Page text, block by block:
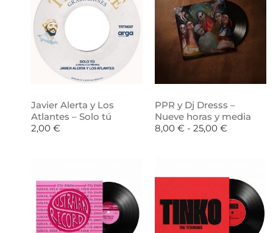
Javier Alerta y Los
Atlantes – Solo tú
2,00 €
PPR y Dj Dresss –
Nueve horas y media
8,00 € - 25,00 €